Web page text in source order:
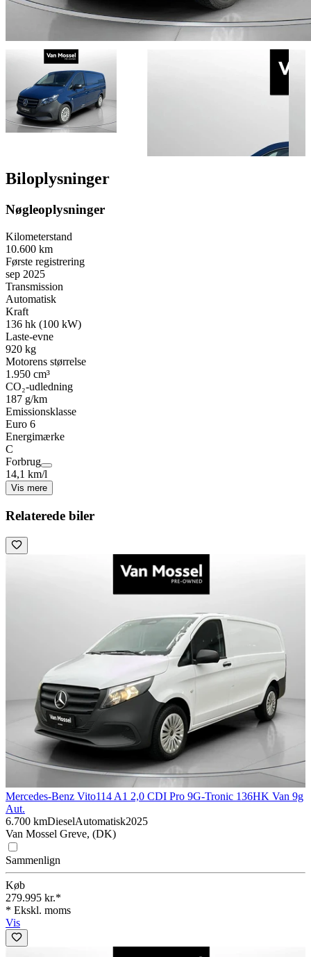
Biloplysninger
Nøgleoplysninger
Kilometerstand
10.600 km
Første registrering
sep 2025
Transmission
Automatisk
Kraft
136 hk (100 kW)
Laste-evne
920 kg
Motorens størrelse
1.950 cm³
CO₂-udledning
187 g/km
Emissionsklasse
Euro 6
Energimærke
C
Forbrug
14,1 km/l
Vis mere
Relaterede biler
Mercedes-Benz Vito114 A1 2,0 CDI Pro 9G-Tronic 136HK Van 9g
Aut.
6.700 kmDieselAutomatisk2025
Van Mossel Greve, (DK)
Sammenlign
Køb
279.995 kr.*
* Ekskl. moms
Vis